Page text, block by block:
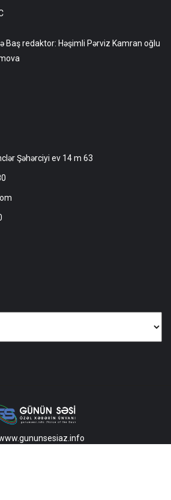
Baş redaktor: Həşimli Pərviz Kamran oğlu
Şəhərciyi ev 14 m 63